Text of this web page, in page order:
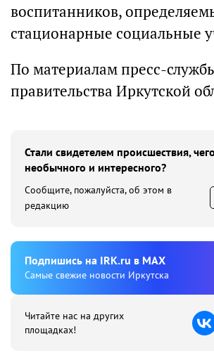
воспитанников,
стационарные социальные
По материалам пресс-
правительства Иркутской
Стали свидетелем происшествия,
необычного и интересного?
Сообщите, пожалуйста, об этом в
редакцию
Подпишиcь на IRK.ru в MAX
Cамые свежие новости Иркутска
Читайте нас на других
площадках!